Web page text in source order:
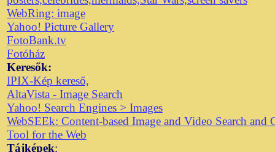
WebRing: image
Yahoo! Picture Gallery
FotoBank.tv
Fotóház
Keresők:
IPIX-Kép kereső,
AltaVista - Image Search
Yahoo! Search Engines > Images
WebSEEk: Content-based Image and Video Search and
Tool for the Web
Tájképek: